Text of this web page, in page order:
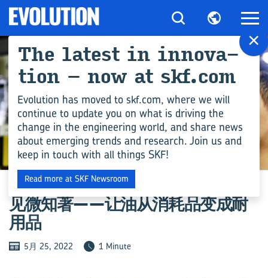
行业
见微知著——让油从消耗品变成耐
用品
5月 25, 2022 1 Minute
×
The latest in in­nov­a­
tion – now at skf.com
Evolution has moved to skf.com, where we will
continue to update you on what is driving the
change in the engineering world, and share news
about emerging trends and research. Join us and
keep in touch with all things SKF!
Read more at SKF Newsroom